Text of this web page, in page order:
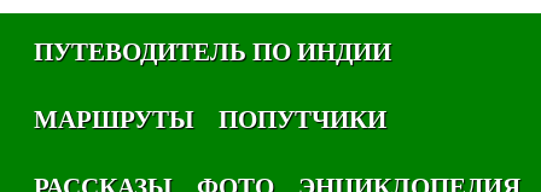
ПУТЕВОДИТЕЛЬ ПО ИНДИИ
МАРШРУТЫ
ПОПУТЧИКИ